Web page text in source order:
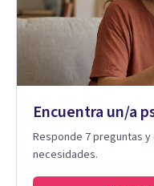
Encuentra un/a
Responde 7 preguntas
necesidades.